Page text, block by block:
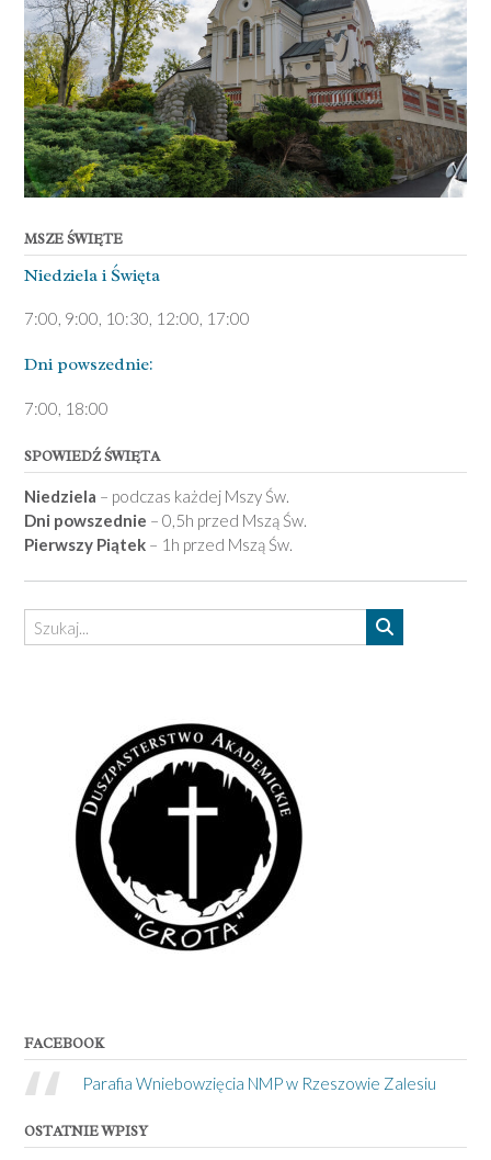
MSZE ŚWIĘTE
Niedziela ­i Święta
7:00, 9:00, 10:30, 12:00, 17:00
Dni pows­zednie:
7­:00, 18:00­
SPOWIEDŹ ŚWIĘTA
Niedziela – podczas każdej Mszy Św.
Dni powszednie – 0,5h przed Mszą Św.
Pierwszy Piątek – 1h przed Mszą Św.
FACEBOOK
Parafia Wniebowzięcia NMP w Rzeszowie Zalesiu
OSTATNIE WPISY